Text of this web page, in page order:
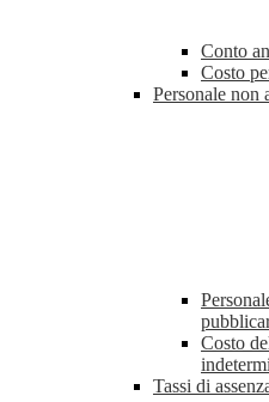
Conto
Costo
Personale non
Costo
Tassi di